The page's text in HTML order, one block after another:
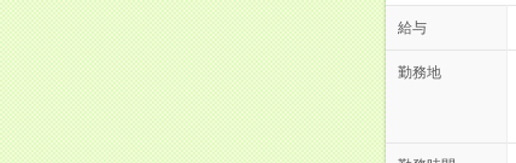
給与
勤務地